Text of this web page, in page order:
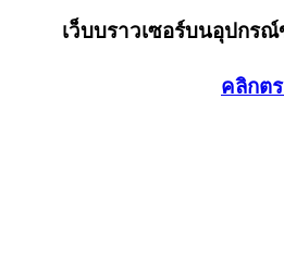
เว็บบราวเซอร์บนอุปกร
คลิกต